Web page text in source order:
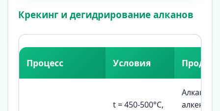
Крекинг и дегидрирование алканов
Процесс Условия
t = 450-500°C,
Алканы +
алкены с